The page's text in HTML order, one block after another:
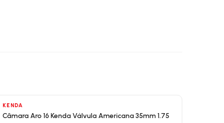
KENDA
Câmara Aro 16 Kenda Válvula Americana 35mm 1.75